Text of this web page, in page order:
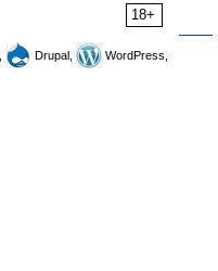
18+
Drupal,
WordPress,